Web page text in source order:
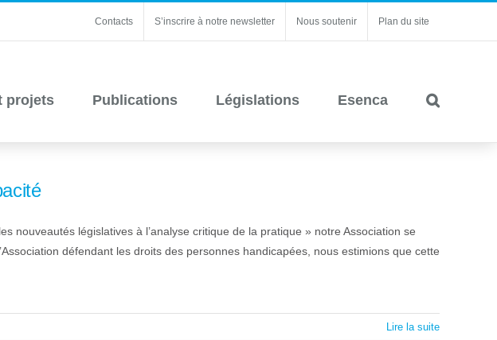
Contacts S’inscrire à notre newsletter Nous soutenir Plan du site
projets Publications Législations Esenca
nouveautés législatives à l’analyse critique de la pratique » notre Association se
défendant les droits des personnes handicapées, nous estimions que cette
Lire la suite